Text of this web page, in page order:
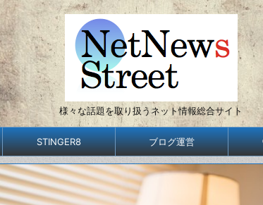
様々な話題を取り扱うネット情報総合サイト
STINGER8 ブログ運営